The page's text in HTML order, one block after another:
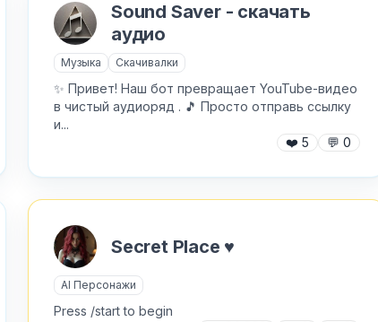
Как добавить бота?
AI Персонажи
AI аудио и голос
NFT и Telegram Подарки
Хочу получить ответ на email
Sound Saver - скачать
аудио
Музыка Скачивалки
✨ Привет! Наш бот превращает YouTube-видео
в чистый аудиоряд . 🎵 Просто отправь ссылку
и...
❤️ 5 💬 0
Secret Place ♥️
AI Персонажи
Press /start to begin